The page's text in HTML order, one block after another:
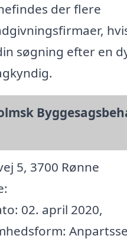
der flere
søgning efter en
5, 3700 Rønne
02. april 2020,